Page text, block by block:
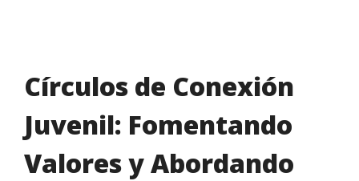
Círculos de Conexión
Juvenil: Fomentando
Valores y Abordando